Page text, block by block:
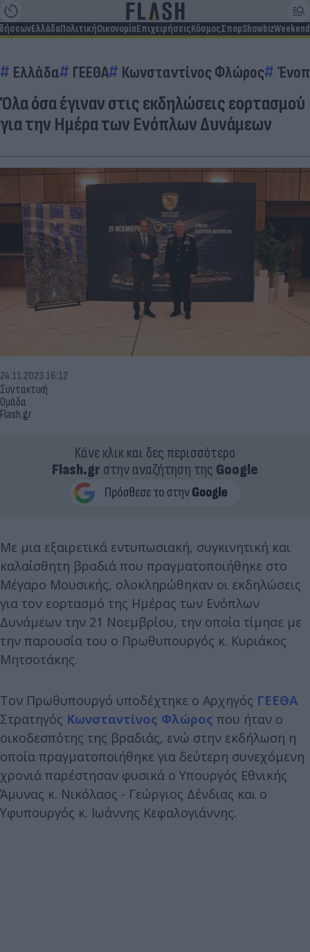
ΕλλάδαΠολιτικήΟικονομίαΕπιχειρήσειςΚόσμοςΣπορShowbizWeekend
Ελλάδα ΓΕΕΘΑ Κωνσταντίνος Φλώρος
Όλα όσα έγιναν στις εκδηλώσεις εορτασμού
για την Ημέρα των Ενόπλων Δυνάμεων
Συντακτική
Ομάδα
Flash.gr
24.11.2023 16:12
Κάνε κλικ και δες περισσότερο
Flash.grστην αναζήτηση της Google
Με μια εξαιρετικά εντυπωσιακή, συγκινητική και
καλαίσθητη βραδιά που πραγματοποιήθηκε στο
Μέγαρο Μουσικής, ολοκληρώθηκαν οι εκδηλώσεις
για τον εορτασμό της Ημέρας των Ενόπλων
Δυνάμεων την 21 Νοεμβρίου, την οποία τίμησε με
την παρουσία του ο Πρωθυπουργός κ. Κυριάκος
Μητσοτάκης.
Τον Πρωθυπουργό υποδέχτηκε ο Αρχηγός ΓΕΕΘΑ
Στρατηγός Κωνσταντίνος Φλώρος που ήταν ο
οικοδεσπότης της βραδιάς, ενώ στην εκδήλωση η
οποία πραγματοποιήθηκε για δεύτερη συνεχόμενη
χρονιά παρέστησαν φυσικά ο Υπουργός Εθνικής
Άμυνας κ. Νικόλαος - Γεώργιος Δένδιας και ο
Υφυπουργός κ. Ιωάννης Κεφαλογιάννης.